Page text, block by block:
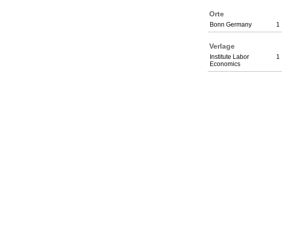
Orte
1
Bonn Germany
Verlage
1
Institute Labor
Economics